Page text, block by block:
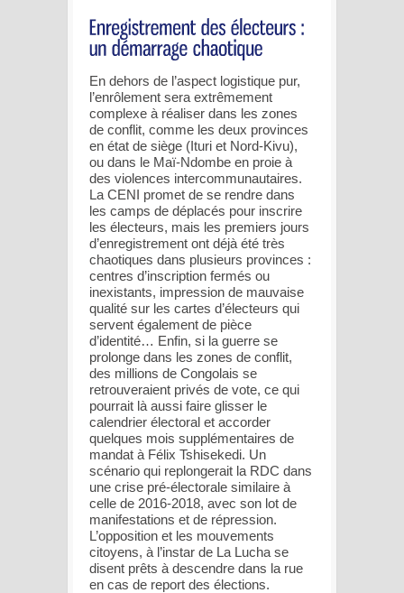
En dehors de l’aspect logistique pur,
l’enrôlement sera extrêmement
complexe à réaliser dans les zones
de conflit, comme les deux provinces
en état de siège (Ituri et Nord-Kivu),
ou dans le Maï-Ndombe en proie à
des violences intercommunautaires.
La CENI promet de se rendre dans
les camps de déplacés pour inscrire
les électeurs, mais les premiers jours
d’enregistrement ont déjà été très
chaotiques dans plusieurs provinces :
centres d’inscription fermés ou
inexistants, impression de mauvaise
qualité sur les cartes d’électeurs qui
servent également de pièce
d’identité… Enfin, si la guerre se
prolonge dans les zones de conflit,
des millions de Congolais se
retrouveraient privés de vote, ce qui
pourrait là aussi faire glisser le
calendrier électoral et accorder
quelques mois supplémentaires de
mandat à Félix Tshisekedi. Un
scénario qui replongerait la RDC dans
une crise pré-électorale similaire à
celle de 2016-2018, avec son lot de
manifestations et de répression.
L’opposition et les mouvements
citoyens, à l’instar de La Lucha se
disent prêts à descendre dans la rue
en cas de report des élections.